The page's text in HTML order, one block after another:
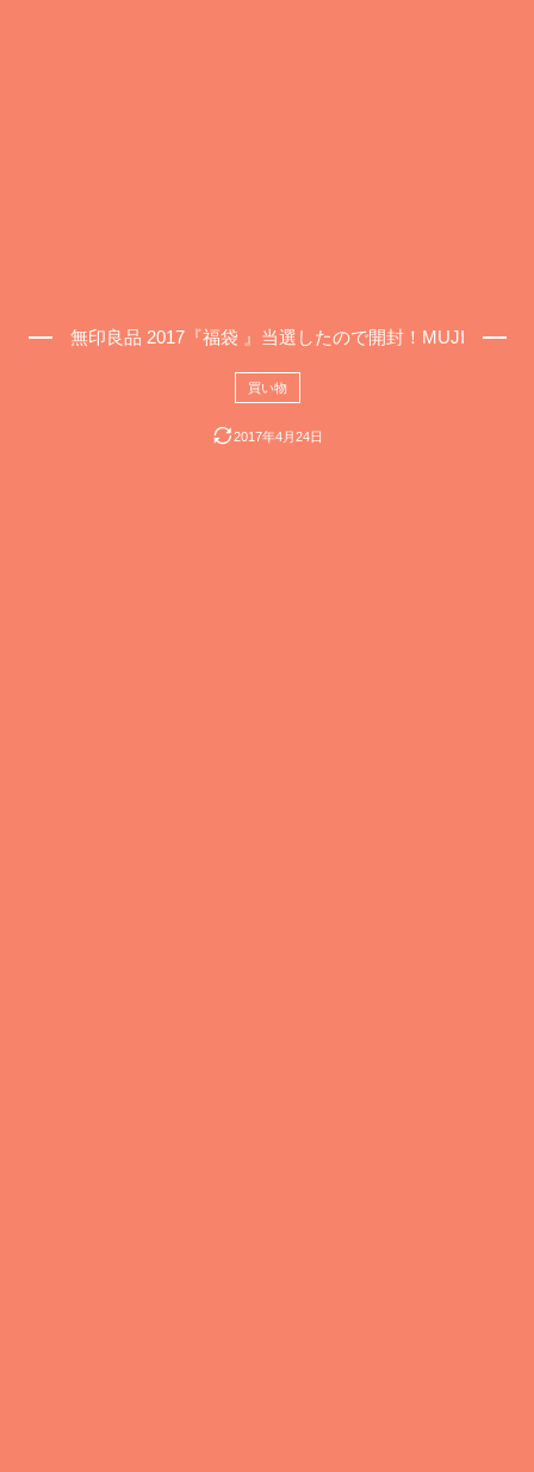
無印良品 2017『福袋 』当選したので開封！MUJI
買い物
2017年4月24日